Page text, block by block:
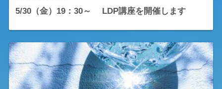
5/30（金）19：30～ LDP講座を開催します